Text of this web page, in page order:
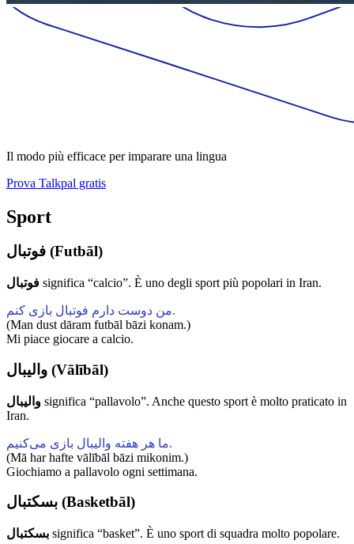
Il modo più efficace per imparare una lingua
Prova Talkpal gratis
Sport
فوتبال (Futbāl)
فوتبال significa “calcio”. È uno degli sport più popolari in Iran.
من دوست دارم فوتبال بازی کنم.
(Man dust dāram futbāl bāzi konam.)
Mi piace giocare a calcio.
والیبال (Vālībāl)
والیبال significa “pallavolo”. Anche questo sport è molto praticato in
Iran.
ما هر هفته والیبال بازی می‌کنیم.
(Mā har hafte vālībāl bāzi mikonim.)
Giochiamo a pallavolo ogni settimana.
بسکتبال (Basketbāl)
بسکتبال significa “basket”. È uno sport di squadra molto popolare.